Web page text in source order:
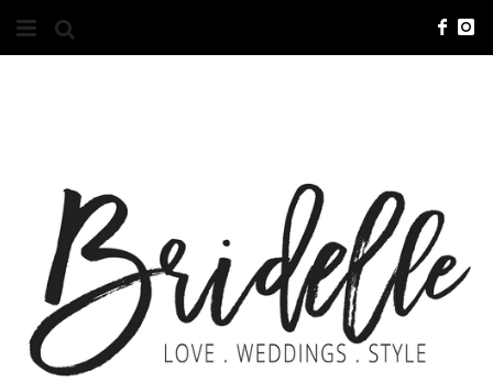
O NAS
KONTAKT
REKLAMA
ADVERTISING